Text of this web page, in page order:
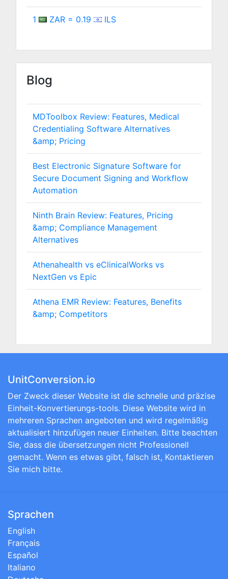
1 ZAR = 0.19 ILS
Blog
MDToolbox Review: Features, Medical
Credentialing Software Alternatives
&amp; Pricing
Best Electronic Signature Software for
Secure Document Signing and Workflow
Automation
Ninth Brain Review: Features, Pricing
&amp; Compliance Management
Alternatives
Athenahealth vs eClinicalWorks vs
NextGen vs Epic
Athena EMR Review: Features, Benefits
&amp; Competitors
UnitConversion.io
Der Zweck dieser Website ist die schnelle und präzise
Einheit-Konvertierungs-tools. Diese Website wird in
mehreren Sprachen angeboten und wird regelmäßig
aktualisiert hinzufügen neuer Einheiten. Bitte beachten
Sie, dass die übersetzungen nicht Professionell
gemacht. Wenn es etwas gibt, falsch ist, Kontaktieren
Sie mich bitte.
Sprachen
English
Français
Español
Italiano